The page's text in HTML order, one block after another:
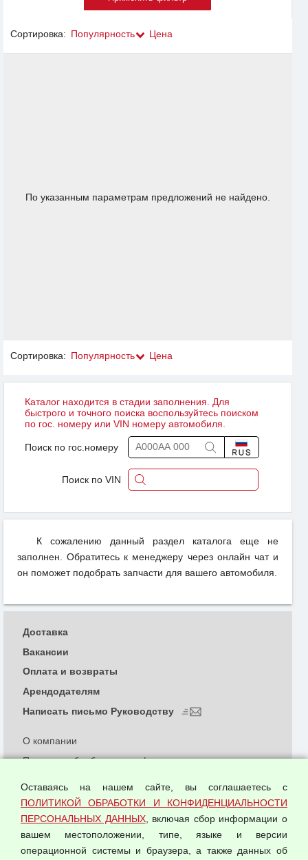
Сортировка: Популярность Цена
По указанным параметрам предложений не найдено.
Сортировка: Популярность Цена
Каталог находится в стадии заполнения. Для
быстрого и точного поиска воспользуйтесь поиском
по гос. номеру или VIN номеру автомобиля.
Поиск по гос.номеру
Поиск по VIN
К сожалению данный раздел каталога еще не
заполнен. Обратитесь к менеджеру через онлайн чат и
он поможет подобрать запчасти для вашего автомобиля.
О компании
Политика обработки и конфиденциальности
Согласием на обработку персональных данных
Оферта оптовой купли-продажи
Публичная оферта
Доставка
Вакансии
Оплата и возвраты
Арендодателям
Написать письмо Руководству
Оставаясь на нашем сайте, вы соглашаетесь с
ПОЛИТИКОЙ ОБРАБОТКИ И КОНФИДЕНЦИАЛЬНОСТИ
ПЕРСОНАЛЬНЫХ ДАННЫХ, включая сбор информации о
вашем местоположении, типе, языке и версии
операционной системы и браузера, а также данных об